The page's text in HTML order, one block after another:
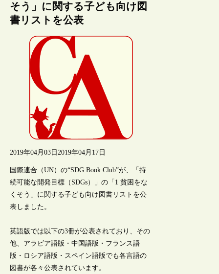
そう」に関する子ども向け図
書リストを公表
2019年04月03日 2019年04月17日
国際連合（UN）の“SDG Book Club”が、「持
続可能な開発目標（SDGs）」の「1 貧困をな
くそう」に関する子ども向け図書リストを公
表しました。
英語版では以下の3冊が公表されており、その
他、アラビア語版・中国語版・フランス語
版・ロシア語版・スペイン語版でも各言語の
図書が各々公表されています。